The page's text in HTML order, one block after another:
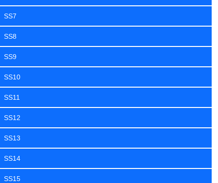
SS7
SS8
SS9
SS10
SS11
SS12
SS13
SS14
SS15